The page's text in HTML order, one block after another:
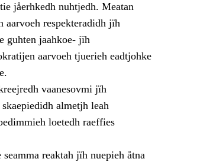
jåerhkedh nuhtjedh. Meatan
aarvoeh respekteradidh jïh
guhten jaahkoe- jïh
aarvoeh tjuerieh eadtjohke
vaanesovmi jïh
almetjh leah
loetedh raeffies
reaktah jïh nuepieh åtna